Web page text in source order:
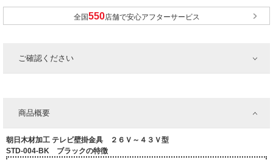
全国 店舗で安心アフターサービス
ご確認ください
商品概要
朝日木材加工 テレビ壁掛金具 ２６Ｖ～４３Ｖ型
STD-004-BK ブラックの特徴